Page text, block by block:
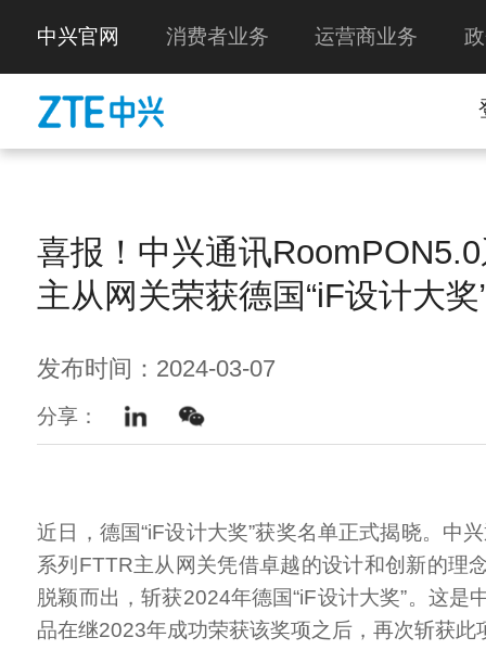
中兴官网 消费者业务 运营商业务
喜报！中兴通讯
主从网关荣获德国“iF设计大奖
发布时间：2024-03-07
分享：
近日，德国“iF设计大奖”获奖名单正式揭晓。中
系列FTTR主从网关凭借卓越的设计和创新的理
脱颖而出，斩获2024年德国“iF设计大奖”。这是
品在继2023年成功荣获该奖项之后，再次斩获此